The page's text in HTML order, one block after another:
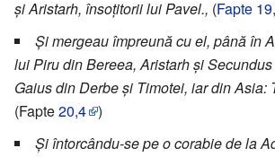
și Aristarh, însoțitorii lui Pavel., (Fapte
Și mergeau împreună cu el, până în
lui Piru din Bereea, Aristarh și
Gaius din Derbe și Timotei, iar din Asia:
(Fapte20,4 )
Și întorcându-se pe o corabie de la